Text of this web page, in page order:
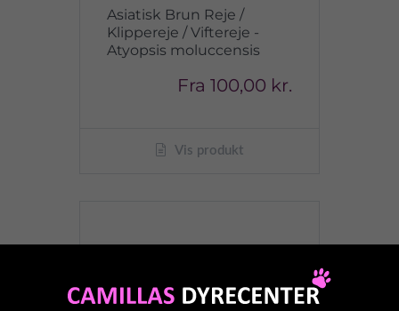
Asiatisk Brun Reje /
Klippereje / Viftereje -
Atyopsis moluccensis
Fra 100,00 kr.
Vis produkt